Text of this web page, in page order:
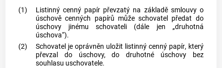
(1) Listinnýcenný papír převzatý na základě smlouvy o
úschověcenných papírů může schovatel předat do
úschovy jinému schovateli (dále jen „druhotná
úschova“).
(2)
Schovatel je oprávněn uložit listinný cenný papír, který
převzal do úschovy, do druhotné úschovy bez
souhlasu uschovatele.